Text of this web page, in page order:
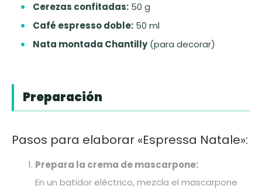
Cerezas confitadas: 50 g
Café espresso doble: 50 ml
Nata montada Chantilly(para decorar)
Preparación
Pasos para elaborar «Espressa Natale»:
Prepara la crema de mascarpone:
En un batidor eléctrico, mezcla el mascarpone